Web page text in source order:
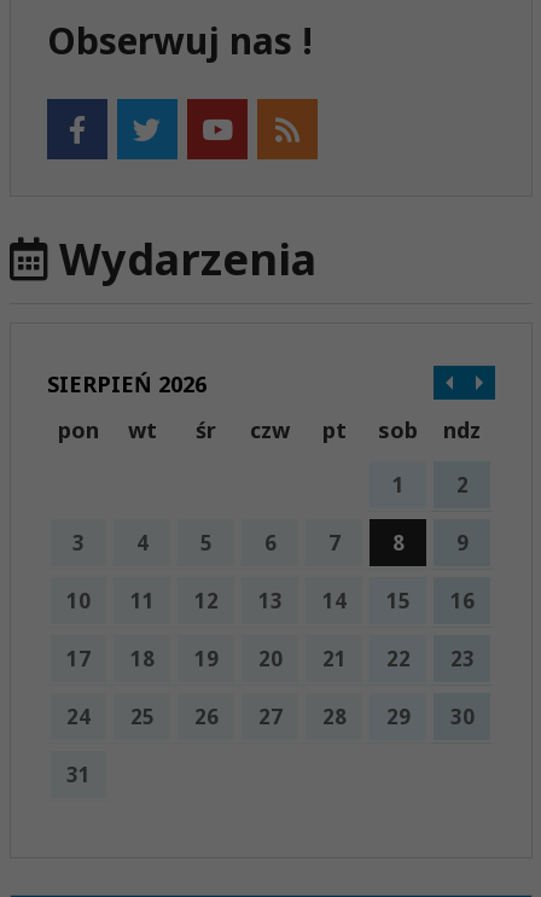
Obserwuj nas !
Wydarzenia
SIERPIEŃ 2026
pon
wt śr czw pt sob ndz
1 2
3 4 5 6 7 8 9
10 11 12 13 14 15 16
17 18 19 20 21 22 23
24 25 26 27 28 29 30
31